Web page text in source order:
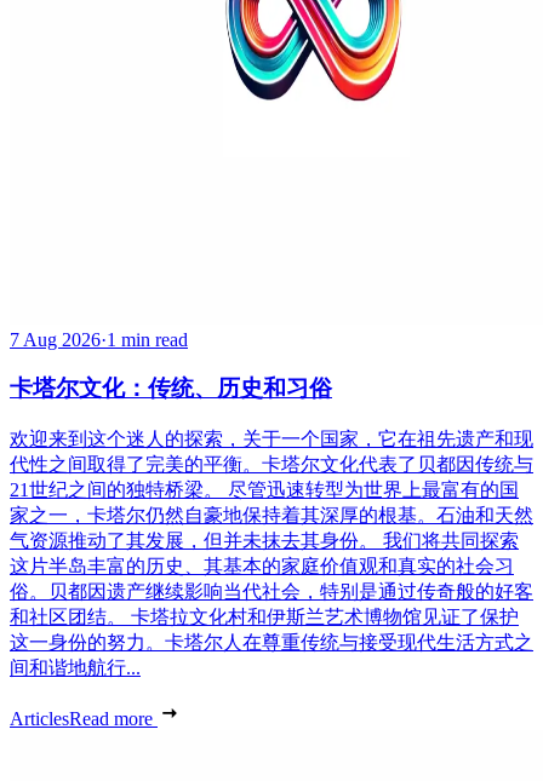
7 Aug 2026·1 min read
卡塔尔文化：传统、历史和习俗
欢迎来到这个迷人的探索，关于一个国家，它在祖先遗产和现
代性之间取得了完美的平衡。卡塔尔文化代表了贝都因传统与
21世纪之间的独特桥梁。 尽管迅速转型为世界上最富有的国
家之一，卡塔尔仍然自豪地保持着其深厚的根基。石油和天然
气资源推动了其发展，但并未抹去其身份。 我们将共同探索
这片半岛丰富的历史、其基本的家庭价值观和真实的社会习
俗。贝都因遗产继续影响当代社会，特别是通过传奇般的好客
和社区团结。 卡塔拉文化村和伊斯兰艺术博物馆见证了保护
这一身份的努力。卡塔尔人在尊重传统与接受现代生活方式之
间和谐地航行...
ArticlesRead more